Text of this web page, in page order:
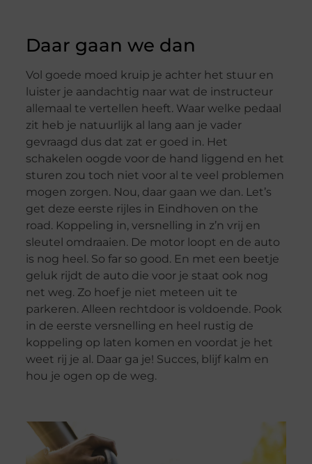
Daar gaan we dan
Vol goede moed kruip je achter het stuur en
luister je aandachtig naar wat de instructeur
allemaal te vertellen heeft. Waar welke pedaal
zit heb je natuurlijk al lang aan je vader
gevraagd dus dat zat er goed in. Het
schakelen oogde voor de hand liggend en het
sturen zou toch niet voor al te veel problemen
mogen zorgen. Nou, daar gaan we dan. Let’s
get deze eerste rijles in Eindhoven on the
road. Koppeling in, versnelling in z’n vrij en
sleutel omdraaien. De motor loopt en de auto
is nog heel. So far so good. En met een beetje
geluk rijdt de auto die voor je staat ook nog
net weg. Zo hoef je niet meteen uit te
parkeren. Alleen rechtdoor is voldoende. Pook
in de eerste versnelling en heel rustig de
koppeling op laten komen en voordat je het
weet rij je al. Daar ga je! Succes, blijf kalm en
hou je ogen op de weg.